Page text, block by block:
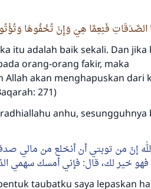
الصَّدَقَاتِ فَنِعِمَّا هِيَ وَإِنْ تُخْفُوهَا
itu adalah baik sekali. Dan jika
orang-orang fakir, maka
akan menghapuskan dari
271)
anhu, sesungguhnya
إنّ من توبتي أن أنخلع من مالي
خير لك، قال: فإني أمسك سهمي
taubatku saya lepaskan